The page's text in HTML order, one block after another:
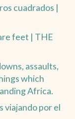
cuadrados |
feet | THE
assaults,
which
Africa.
viajando por el